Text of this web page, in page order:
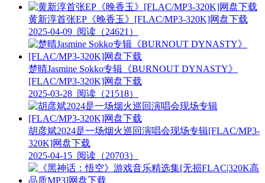
黄新淳首张EP《晚香玉》[FLAC/MP3-320K]网盘下载
2025-04-09 阅读（24621）
楚晴Jasmine Sokko专辑《BURNOUT DYNASTY》
[FLAC/MP3-320K]网盘下载
2025-03-28 阅读（21518）
胡彦斌2024是一场烟火巡回演唱会现场专辑[FLAC/MP3-
320K]网盘下载
2025-04-15 阅读（20703）